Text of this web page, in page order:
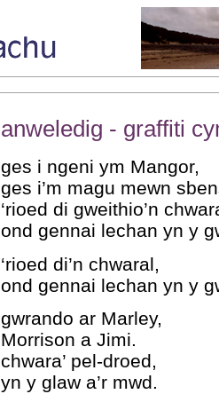
anweledig - graffiti
ges i ngeni ym Mangor,
ges i’m magu mewn
‘rioed di gweithio’n
ond gennai lechan yn y
‘rioed di’n chwaral,
ond gennai lechan yn y
gwrando ar Marley,
Morrison a Jimi.
chwara’ pel-droed,
yn y glaw a’r mwd.